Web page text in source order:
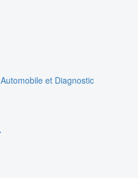
Automobile et Diagnostic